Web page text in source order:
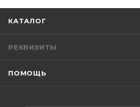
КАТАЛОГ
РЕКВИЗИТЫ
ПОМОЩЬ